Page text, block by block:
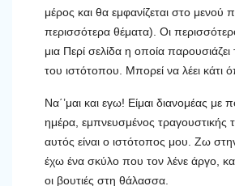
μέρος και θα εμφανίζεται στο μενού
περισσότερα θέματα). Οι
μια Περί σελίδα η οποία παρουσιάζει
του ιστότοπου. Μπορεί να λέει κάτι
Να΄’μαι και εγω! Είμαι διανομέας με
ημέρα, εμπνευσμένος τραγουστικής
αυτός είναι ο ιστότοπος μου. Ζω
έχω ένα σκύλο που τον λένε άργο,
οι βουτιές στη θάλασσα.